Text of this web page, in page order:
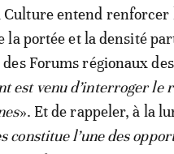
entend
la portée et la densité
Forums régionaux
est venu d’interroger le
». Et de rappeler, à la
constitue l’une des